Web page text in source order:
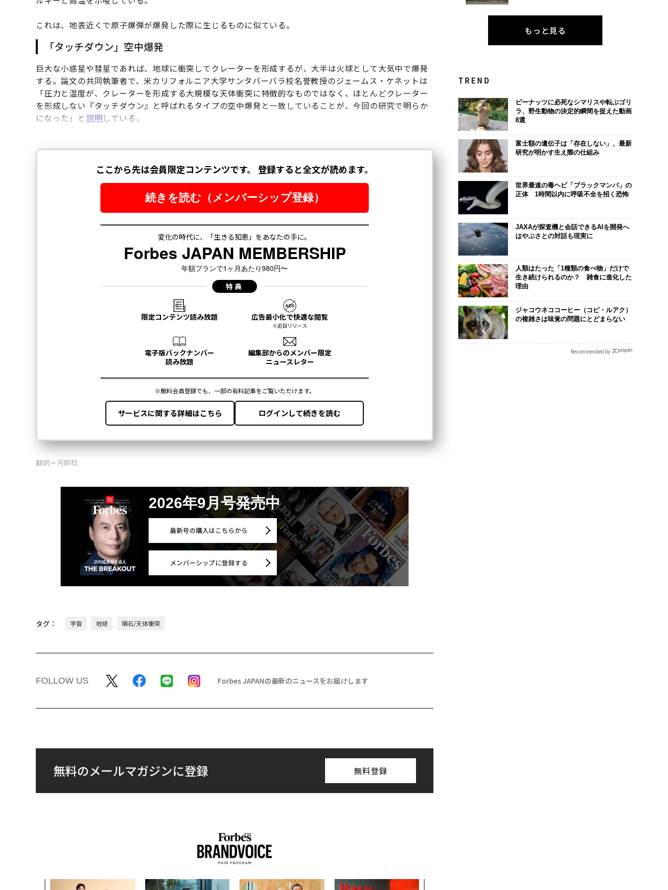
これは、地表近くで原子爆弾が爆発した際に生じるものに似ている。
「タッチダウン」空中爆発
巨大な小惑星や彗星であれば、地球に衝突してクレーターを形成するが、大半は火球として大気中で爆発
する。論文の共同執筆者で、米カリフォルニア大学サンタバーバラ校名誉教授のジェームス・ケネットは
「圧力と温度が、クレーターを形成する大規模な天体衝突に特徴的なものではなく、ほとんどクレーター
を形成しない『タッチダウン』と呼ばれるタイプの空中爆発と一致していることが、今回の研究で明らか
になった」と 説明している。
翻訳＝河原稔
2026年9月号発売中
最新号の購入はこちらから
メンバーシップに登録する
タグ： 宇宙 地球 隕石/天体衝突
FOLLOW US Forbes JAPANの最新のニュースをお届けします
無料のメールマガジンに登録 無料登録
もっと見る
TREND
ピーナッツに必死なシマリスや転ぶゴリ
ラ、野生動物の決定的瞬間を捉えた動画
8選
富士額の遺伝子は「存在しない」、最新
研究が明かす生え際の仕組み
世界最速の毒ヘビ「ブラックマンバ」の
正体 1時間以内に呼吸不全を招く恐怖
JAXAが探査機と会話できるAIを開発へ
はやぶさとの対話も現実に
人類はたった「1種類の食べ物」だけで
生き続けられるのか？ 雑食に進化した
理由
ジャコウネココーヒー（コピ・ルアク）
の複雑さは味覚の問題にとどまらない
Recommended by